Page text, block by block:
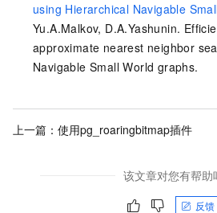
using Hierarchical Navigable
Yu.A.Malkov, D.A.Yashunin.
approximate nearest neighbor
Navigable Small World graphs.
上一篇： 使用pg_roaringbitmap插件
该文章对您有帮助
反馈